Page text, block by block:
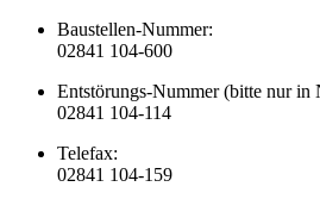
Baustellen-Nummer:
02841 104-600
Entstörungs-Nummer (bitte nur in
02841 104-114
Telefax:
02841 104-159